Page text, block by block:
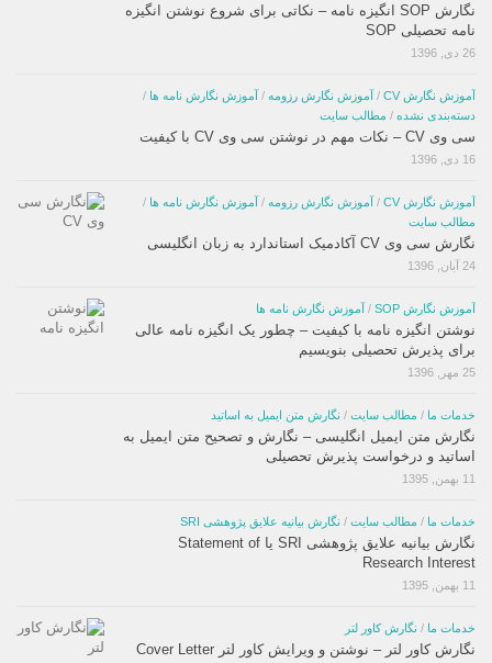
نگارش SOP انگیزه نامه – نکاتی برای شروع نوشتن انگیزه
نامه تحصیلی SOP
26 دی, 1396
آموزش نگارش CV / آموزش نگارش رزومه / آموزش نگارش نامه ها /
دسته‌بندی نشده / مطالب سایت
سی وی CV – نکات مهم در نوشتن سی وی CV با کیفیت
16 دی, 1396
آموزش نگارش CV / آموزش نگارش رزومه / آموزش نگارش نامه ها /
مطالب سایت
نگارش سی وی CV آکادمیک استاندارد به زبان انگلیسی
24 آبان, 1396
آموزش نگارش SOP / آموزش نگارش نامه ها
نوشتن انگیزه نامه با کیفیت – چطور یک انگیزه نامه عالی
برای پذیرش تحصیلی بنویسیم
25 مهر, 1396
خدمات ما / مطالب سایت / نگارش متن ایمیل به اساتید
نگارش متن ایمیل انگلیسی – نگارش و تصحیح متن ایمیل به
اساتید و درخواست پذیرش تحصیلی
11 بهمن, 1395
خدمات ما / مطالب سایت / نگارش بیانیه علایق پژوهشی SRI
نگارش بیانیه علایق پژوهشی SRI یا Statement of
Research Interest
11 بهمن, 1395
خدمات ما / نگارش کاور لتر
نگارش کاور لتر – نوشتن و ویرایش کاور لتر Cover Letter